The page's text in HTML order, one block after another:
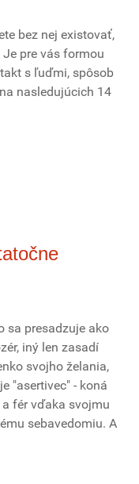
bez nej existovať,
pre vás formou
s ľuďmi, spôsob
nasledujúcich 14
sa presadzuje ako
iný len zasadí
svojho želania,
"asertivec" - koná
a fér vďaka svojmu
sebavedomiu. A